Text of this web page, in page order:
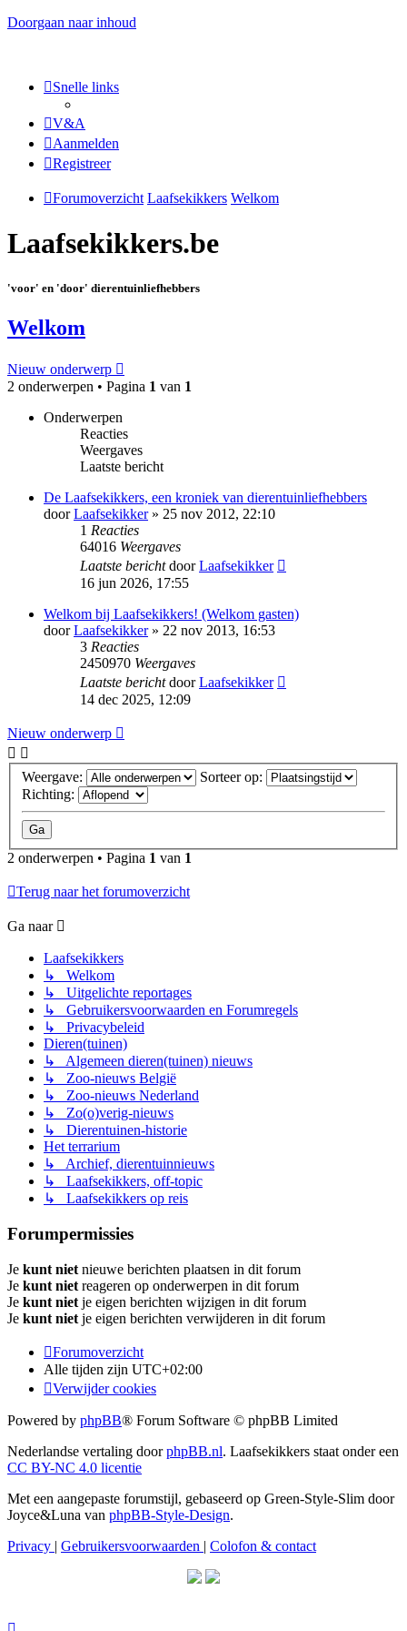
Doorgaan naar inhoud
Snelle links
V&A
Aanmelden
Registreer
Forumoverzicht Laafsekikkers Welkom
Laafsekikkers.be
'voor' en 'door' dierentuinliefhebbers
Welkom
Nieuw onderwerp
2 onderwerpen • Pagina 1 van 1
Onderwerpen
Reacties
Weergaves
Laatste bericht
De Laafsekikkers, een kroniek van dierentuinliefhebbers
doorLaafsekikker» 25 nov 2012, 22:10
1 Reacties
64016 Weergaves
Laatste berichtdoorLaafsekikker
16 jun 2026, 17:55
Welkom bij Laafsekikkers! (Welkom gasten)
doorLaafsekikker» 22 nov 2013, 16:53
3 Reacties
2450970 Weergaves
Laatste berichtdoorLaafsekikker
14 dec 2025, 12:09
Nieuw onderwerp
Weergave:
Sorteer op:
Richting:
2 onderwerpen • Pagina 1 van 1
Terug naar het forumoverzicht
Ga naar
Laafsekikkers
↳ Welkom
↳ Uitgelichte reportages
↳ Gebruikersvoorwaarden en Forumregels
↳ Privacybeleid
Dieren(tuinen)
↳ Algemeen dieren(tuinen) nieuws
↳ Zoo-nieuws België
↳ Zoo-nieuws Nederland
↳ Zo(o)verig-nieuws
↳ Dierentuinen-historie
Het terrarium
↳ Archief, dierentuinnieuws
↳ Laafsekikkers, off-topic
↳ Laafsekikkers op reis
Forumpermissies
Je kunt niet nieuwe berichten plaatsen in dit forum
Je kunt niet reageren op onderwerpen in dit forum
Je kunt niet je eigen berichten wijzigen in dit forum
Je kunt niet je eigen berichten verwijderen in dit forum
Forumoverzicht
Alle tijden zijn UTC+02:00
Verwijder cookies
Powered by phpBB® Forum Software © phpBB Limited
Nederlandse vertaling doorphpBB.nl. Laafsekikkers staat onder een
CC BY-NC 4.0 licentie
Met een aangepaste forumstijl, gebaseerd op Green-Style-Slim door
Joyce&Luna van phpBB-Style-Design.
Privacy | Gebruikersvoorwaarden | Colofon & contact